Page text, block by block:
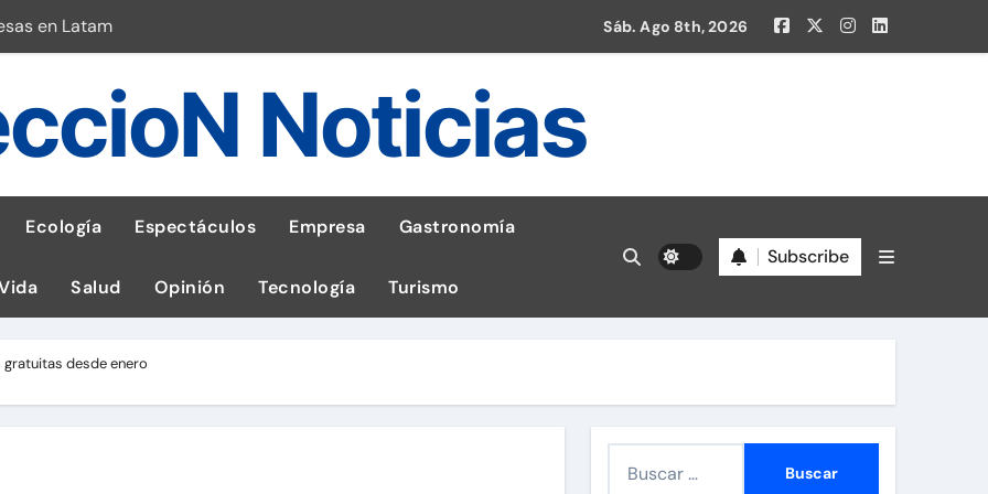
en Latam
de hígado
de GEI en sus operaciones
de celular según OSIPTEL
¡Descarga la app de Meridianbet y gana una jugada gratis en la Liga 1!
Sáb. Ago 8th, 2026
Noticias
Ecología Espectáculos Empresa Gastronomía
Salud Opinión Tecnología Turismo
Subscribe
desde enero